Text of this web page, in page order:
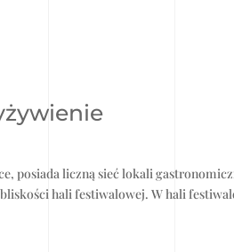
posiada liczną sieć lokali
hali festiwalowej. W hali